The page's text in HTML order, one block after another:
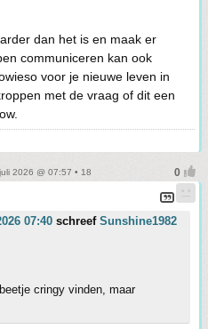
dan het is en maak er
communiceren kan ook
voor je nieuwe leven in
met de vraag of dit een
2026 @ 07:57 • 18
07:40 schreef Sunshine1982
cringy vinden, maar